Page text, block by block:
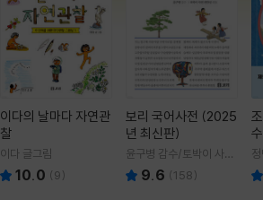
이다의 날마다 자연관
찰
이다 글그림
10.0 (9)
보리 국어사전 (2025
년 최신판)
윤구병 감수/토박이 사전
편찬실 편
9.6 (158)